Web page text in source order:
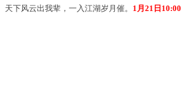
天下风云出我辈，一入江湖岁月催。 1月21日10:00